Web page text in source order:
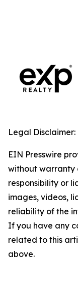
Legal Disclaimer:
EIN Presswire
without warranty
responsibility or
images, videos,
reliability of the
If you have any
related to this
above.